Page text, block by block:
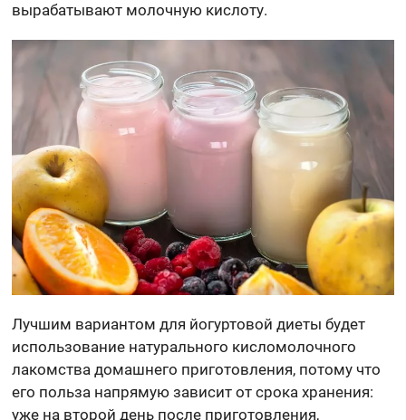
вырабатывают молочную кислоту.
Лучшим вариантом для йогуртовой диеты будет
использование натурального кисломолочного
лакомства домашнего приготовления, потому что
его польза напрямую зависит от срока хранения:
уже на второй день после приготовления,